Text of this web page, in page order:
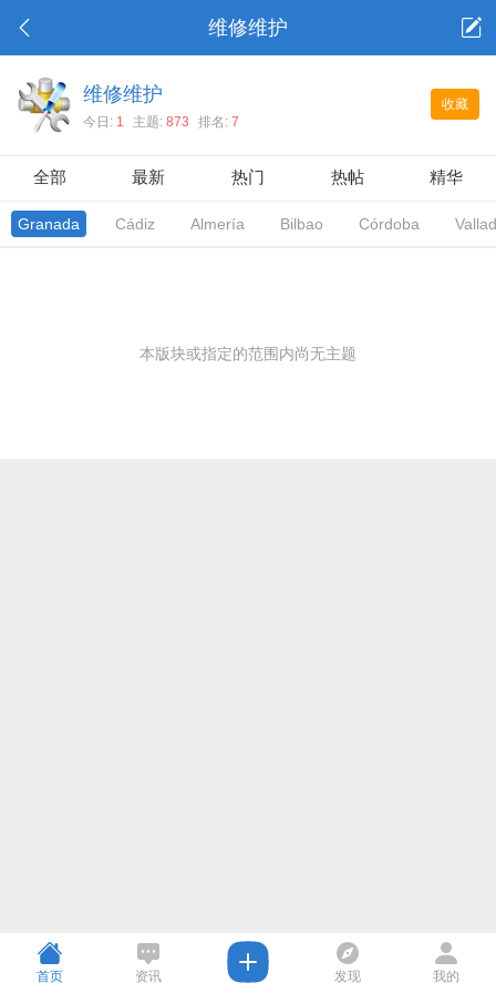
维修维护
收藏
维修维护
今日: 1 主题: 873 排名: 7
全部 最新 热门 热帖 精华
Granada Cádiz Almería Bilbao Córdoba
本版块或指定的范围内尚无主题
首页 资讯 发现 我的